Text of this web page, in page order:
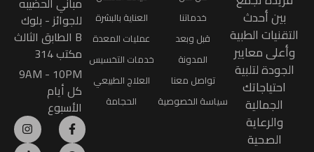
بين أحدث
التقنيات الطبية
وأعلى معايير
الجودة لتلبية
احتياجاتك
الجمالية
والرعاية
الصحية
خدماتنا
قبل وبعد
المدونة
تواصل معنا
سياسة الخصوصية
العناية بالبشرة
عمليات المعدة
خدمات التخسيس
العلاج الطبيعي
الحجامة
للجوائز - بلوك
B الطابق الثالث
مكتب 314
9AM - 10PM
كل أيام
الأسبوع